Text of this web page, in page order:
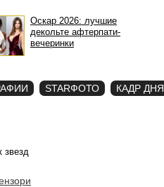
Оскар 2026: лучшие
декольте афтерпати-
вечеринки
STARФОТО КАДР ДНЯ